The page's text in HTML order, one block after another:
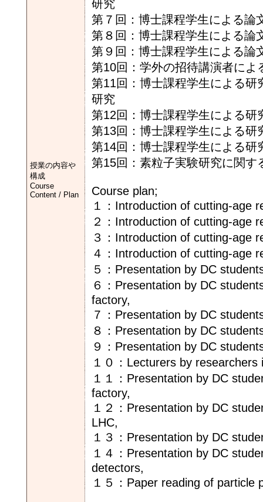
授業の内容や
構成
Course
Content / Plan
研究
第７回：博士課程学生による
第８回：博士課程学生による
第９回：博士課程学生による
第10回：学外の招待講演者によ
第11回：博士課程学生による
研究
第12回：博士課程学生による
第13回：博士課程学生による
第14回：博士課程学生による
第15回：素粒子実験研究に関
Course plan;
１：Introduction of cutting-age
２：Introduction of cutting-age
３：Introduction of cutting-age
４：Introduction of cutting-age
５：Presentation by DC
６：Presentation by DC
factory,
７：Presentation by DC
８：Presentation by DC
９：Presentation by DC
１０：Lecturers by
１１：Presentation by DC
factory,
１２：Presentation by DC
LHC,
１３：Presentation by DC
１４：Presentation by DC
detectors,
１５：Paper reading of